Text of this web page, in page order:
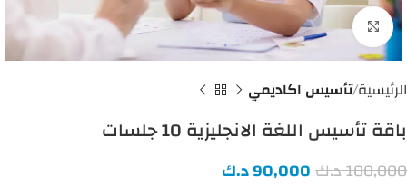
اضغط للتكبير
الرئيسية تأسيس اكاديمي
باقة تأسيس اللغة الانجليزية 10 جلسات
100,000د.ك90,000د.ك